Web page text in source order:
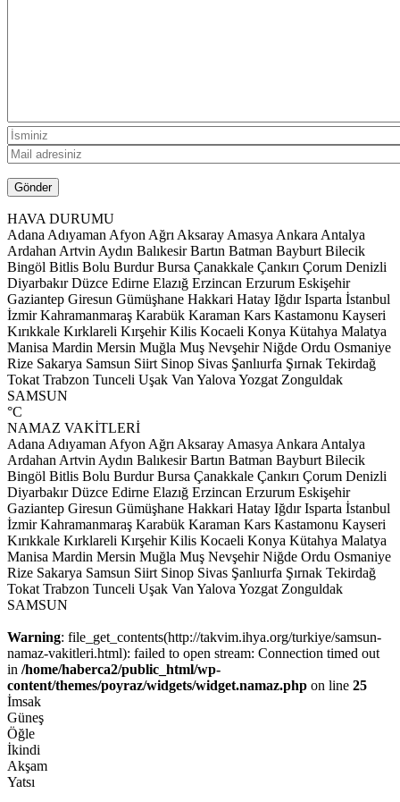
HAVA DURUMU
Adana Adıyaman Afyon Ağrı Aksaray Amasya Ankara Antalya
Ardahan Artvin Aydın Balıkesir Bartın Batman Bayburt Bilecik
Bingöl Bitlis Bolu Burdur Bursa Çanakkale Çankırı Çorum Denizli
Diyarbakır Düzce Edirne Elazığ Erzincan Erzurum Eskişehir
Gaziantep Giresun Gümüşhane Hakkari Hatay Iğdır Isparta İstanbul
İzmir Kahramanmaraş Karabük Karaman Kars Kastamonu Kayseri
Kırıkkale Kırklareli Kırşehir Kilis Kocaeli Konya Kütahya Malatya
Manisa Mardin Mersin Muğla Muş Nevşehir Niğde Ordu Osmaniye
Rize Sakarya Samsun Siirt Sinop Sivas Şanlıurfa Şırnak Tekirdağ
Tokat Trabzon Tunceli Uşak Van Yalova Yozgat Zonguldak
SAMSUN
°C
NAMAZ VAKİTLERİ
Adana Adıyaman Afyon Ağrı Aksaray Amasya Ankara Antalya
Ardahan Artvin Aydın Balıkesir Bartın Batman Bayburt Bilecik
Bingöl Bitlis Bolu Burdur Bursa Çanakkale Çankırı Çorum Denizli
Diyarbakır Düzce Edirne Elazığ Erzincan Erzurum Eskişehir
Gaziantep Giresun Gümüşhane Hakkari Hatay Iğdır Isparta İstanbul
İzmir Kahramanmaraş Karabük Karaman Kars Kastamonu Kayseri
Kırıkkale Kırklareli Kırşehir Kilis Kocaeli Konya Kütahya Malatya
Manisa Mardin Mersin Muğla Muş Nevşehir Niğde Ordu Osmaniye
Rize Sakarya Samsun Siirt Sinop Sivas Şanlıurfa Şırnak Tekirdağ
Tokat Trabzon Tunceli Uşak Van Yalova Yozgat Zonguldak
SAMSUN
Warning: file_get_contents(http://takvim.ihya.org/turkiye/samsun-
namaz-vakitleri.html): failed to open stream: Connection timed out
in /home/haberca2/public_html/wp-
content/themes/poyraz/widgets/widget.namaz.php on line 25
İmsak
Güneş
Öğle
İkindi
Akşam
Yatsı